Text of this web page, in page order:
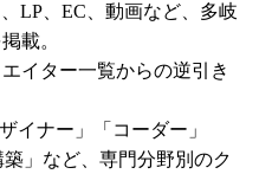
LP、EC、動画など、多岐
載。
イター一覧からの逆引き
イナー」「コーダー」
築」など、専門分野別のク